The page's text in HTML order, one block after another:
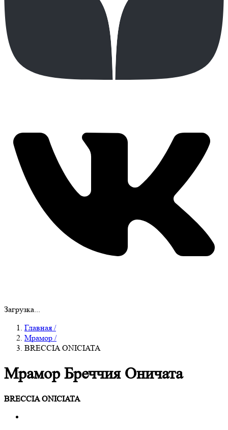
Загрузка...
Главная /
Мрамор /
BRECCIA ONICIATA
Мрамор Бреччия Оничата
BRECCIA ONICIATA